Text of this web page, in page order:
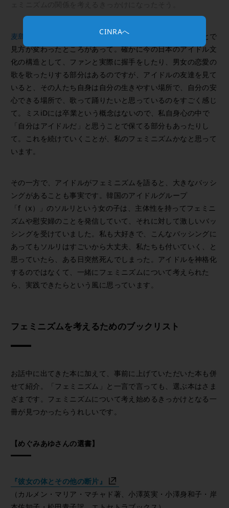
CINRAへ
麦島：
ミスiDに出てアイドルという立場の内側に入ったことで
見方が変わったところがあって。確かに今の日本のアイドル文
化の構造として、ファンと実際に握手をしたり、男女の恋愛の
歌を歌ったりする部分はあるのですが、アイドルの友達を見て
いると、その人たち自身は自分の生きやすい場所で、自分の安
心できる場所で、歌って踊りたいと思っているのをすごく感じ
て。ミスiDには卒業という概念はないので、私自身心の中で
「自分はアイドルだ」と思うことで保てる部分もあったりし
て。これを続けていくことが、私のフェミニズムかなと思って
います。
その一方で、アイドルがフェミニズムを語ると、大きなバッシ
ングがあることも事実です。韓国のアイドルグループ
「f（x）」のソルリという女の子は、主体性を持ってフェミニ
ズムや慰安婦のことを発信していて、それに対して激しいバッ
シングを受けていました。私も大好きで、こんなバッシングに
あってもソルリはすごいから大丈夫、私たちも付いていく、と
思っていたら、ある日突然死んでしまった。アイドルを神格化
するのではなくて、一緒にフェミニズムについて考えられた
ら、実践できたらという風に思っています。
フェミニズムを考えるためのブックリスト
お話中に出てきた本に加えて、事前に上げていただいた本も併
せて紹介。「フェミニズム」と一言で言っても、選ぶ本はさま
ざまです。フェミニズムについて考え始めるきっかけとなる一
冊が見つかったらうれしいです。
【めぐみあゆさんの選書】
『彼女の体とその他の断片』
（カルメン・マリア・マチャド著、小澤英実・小澤身和子・岸